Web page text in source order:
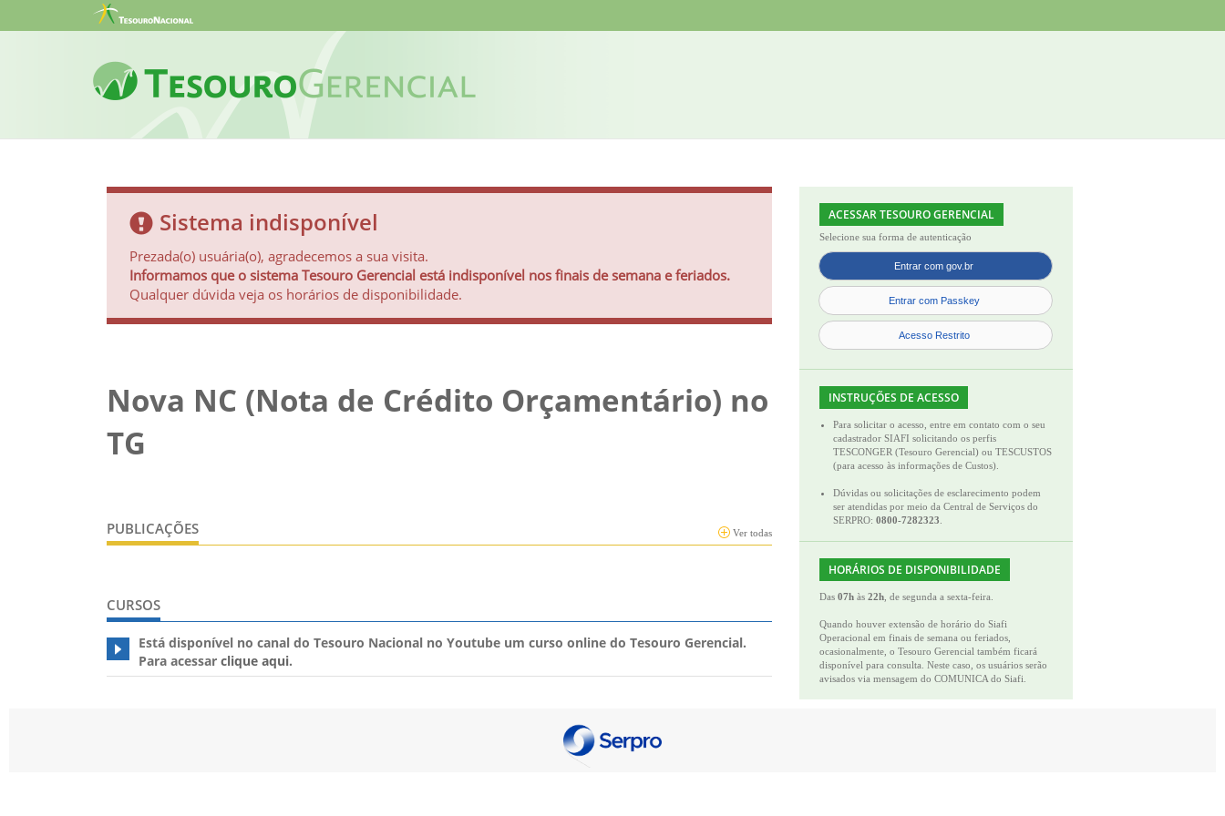
Sistema indisponível
Prezada(o) usuária(o), agradecemos a sua visita.
Informamos que o sistema Tesouro Gerencial está indisponível nos finais de semana e feriados.
Qualquer dúvida veja os horários de disponibilidade.
Nova NC (Nota de Crédito Orçamentário) no
TG
PUBLICAÇÕES Ver todas
CURSOS
Está disponível no canal do Tesouro Nacional no Youtube um curso online do Tesouro Gerencial.
Para acessar clique aqui.
ACESSAR TESOURO GERENCIAL
Selecione sua forma de autenticação
INSTRUÇÕES DE ACESSO
Para solicitar o acesso, entre em contato com o seu
cadastrador SIAFI solicitando os perfis
TESCONGER (Tesouro Gerencial) ou TESCUSTOS
(para acesso às informações de Custos).
Dúvidas ou solicitações de esclarecimento podem
ser atendidas por meio da Central de Serviços do
SERPRO: 0800-7282323
HORÁRIOS DE DISPONIBILIDADE
Das 07h às 22h , de segunda a sexta-feira.
Quando houver extensão de horário do Siafi
Operacional em finais de semana ou feriados,
ocasionalmente, o Tesouro Gerencial também ficará
disponível para consulta. Neste caso, os usuários serão
avisados via mensagem do COMUNICA do Siafi.